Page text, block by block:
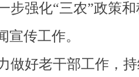
步强化“三农”政策
宣传工作。
好老干部工作，持